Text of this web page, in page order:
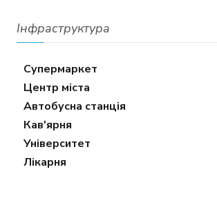
Інфраструктура
Супермаркет
Центр міста
Автобусна станція
Кав'ярня
Університет
Лікарня